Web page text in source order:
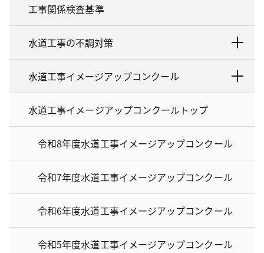
工事関係検査基準
水道工事の不調対策
水道工事イメージアップコンクール
水道工事イメージアップコンクールトップ
令和8年度水道工事イメージアップコンクール
令和7年度水道工事イメージアップコンクール
令和6年度水道工事イメージアップコンクール
令和5年度水道工事イメージアップコンクール